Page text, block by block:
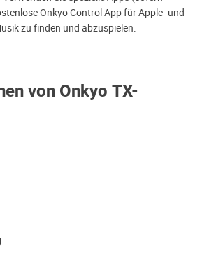
von Onkyo TX-
Onkyo Control App für Apple- und
zu finden und abzuspielen.